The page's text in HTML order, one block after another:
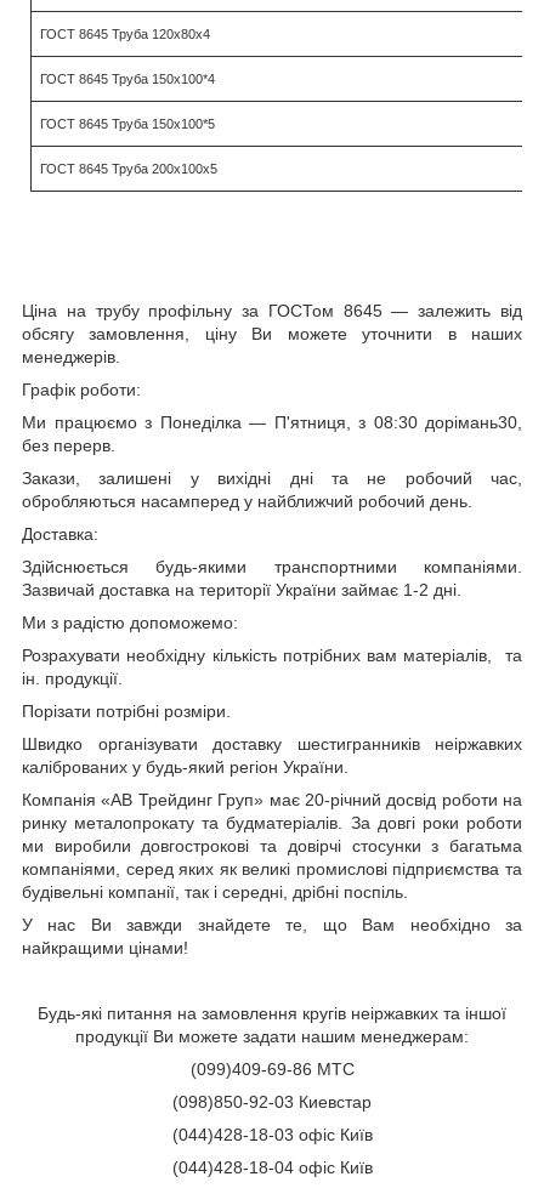
ГОСТ 8645 Труба 120х80х4
ГОСТ 8645 Труба 150х100*4
ГОСТ 8645 Труба 150х100*5
ГОСТ 8645 Труба 200х100х5
Ціна на трубу профільну за ГОСТом 8645 — залежить від
обсягу замовлення, ціну Ви можете уточнити в наших
менеджерів.
Графік роботи:
Ми працюємо з Понеділка — П'ятниця, з 08:30 дорімань30,
без перерв.
Закази, залишені у вихідні дні та не робочий час,
обробляються насамперед у найближчий робочий день.
Доставка:
Здійснюється будь-якими транспортними компаніями.
Зазвичай доставка на території України займає 1-2 дні.
Ми з радістю допоможемо:
Розрахувати необхідну кількість потрібних вам матеріалів,
та
ін. продукції.
Порізати потрібні розміри.
Швидко організувати доставку шестигранників неіржавких
каліброваних у будь-який регіон України.
Компанія «АВ Трейдинг Груп» має 20-річний досвід роботи на
ринку металопрокату та будматеріалів. За довгі роки роботи
ми виробили довгострокові та довірчі стосунки з багатьма
компаніями, серед яких як великі промислові підприємства та
будівельні компанії, так і середні, дрібні поспіль.
У нас Ви завжди знайдете те, що Вам необхідно за
найкращими цінами!
Будь-які питання на замовлення кругів неіржавких та іншої
продукції Ви можете задати нашим менеджерам:
(099)409-69-86 МТС
(098)850-92-03 Киевстар
(044)428-18-03 офіс Київ
(044)428-18-04 офіс Київ